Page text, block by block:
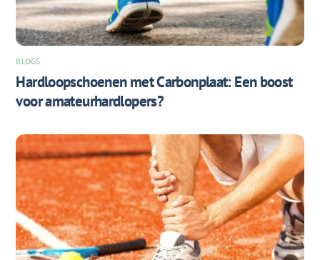
BLOGS
Hardloopschoenen met Carbonplaat: Een boost
voor amateurhardlopers?